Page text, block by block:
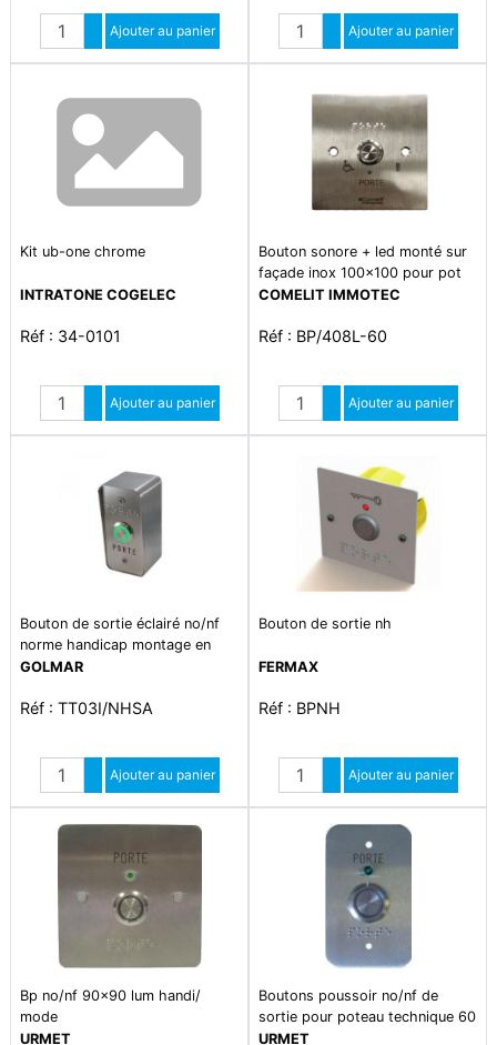
Quantité
Augmenter quantité
Diminuer quantité
Ajouter au panier Quantité
Augmenter quantité
Diminuer quantité
Ajouter au panier
Kit ub-one chrome
INTRATONE COGELEC
Réf : 34-0101
Quantité
Augmenter quantité
Diminuer quantité
Ajouter au panier
Bouton sonore + led monté sur
façade inox 100x100 pour pot
diam 65
COMELIT IMMOTEC
Réf : BP/408L-60
Quantité
Augmenter quantité
Diminuer quantité
Ajouter au panier
Bouton de sortie éclairé no/nf
norme handicap montage en
saillie (petit modèle 40x85 mm)
GOLMAR
Réf : TT03I/NHSA
Quantité
Augmenter quantité
Diminuer quantité
Ajouter au panier
Bouton de sortie nh
FERMAX
Réf : BPNH
Quantité
Augmenter quantité
Diminuer quantité
Ajouter au panier
Bp no/nf 90x90 lum handi/
mode
URMET
Boutons poussoir no/nf de
sortie pour poteau technique 60
x 100
URMET